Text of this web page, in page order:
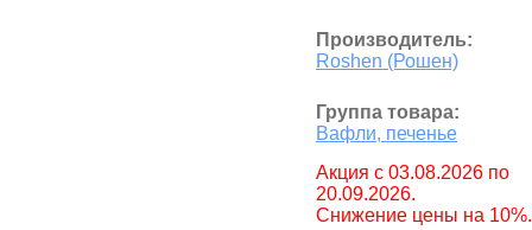
Производитель:
Roshen (Рошен)
Группа товара:
Вафли, печенье
Aкция с 03.08.2026 по
20.09.2026.
Снижение цены на 10%.